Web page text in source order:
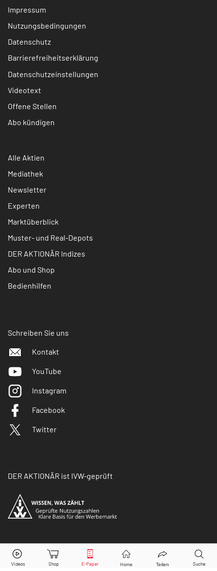
Impressum
Nutzungsbedingungen
Datenschutz
Barrierefreiheitserklärung
Datenschutzeinstellungen
Videotext
Offene Stellen
Abo kündigen
Alle Aktien
Mediathek
Newsletter
Experten
Marktüberblick
Muster- und Real-Depots
DER AKTIONÄR Indizes
Abo und Shop
Bedienhilfen
Schreiben Sie uns
Kontakt
YouTube
Instagram
Facebook
Twitter
DER AKTIONÄR ist IVW-geprüft
© Copyright 2026 Börsenmedien AG. Alle Rechte